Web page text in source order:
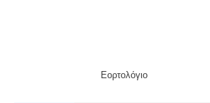
Εορτολόγιο